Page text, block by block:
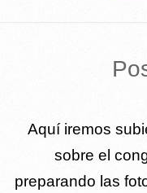
Aquí iremos
sobre el
preparando las